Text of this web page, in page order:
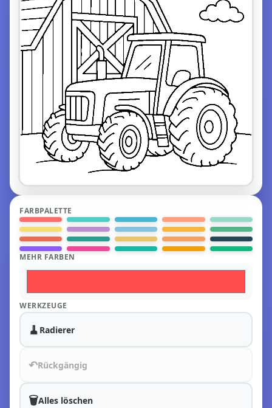
FARBPALETTE
MEHR FARBEN
WERKZEUGE
🧹 Radierer
↶Rückgängig
🗑️Alles löschen